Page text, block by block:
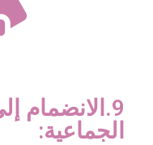
9.الانضمام
الجماعية: